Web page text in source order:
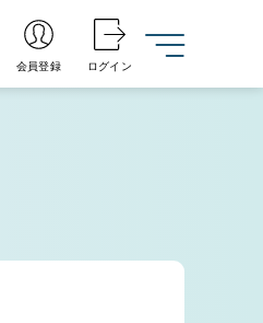
会員登録 ログイン